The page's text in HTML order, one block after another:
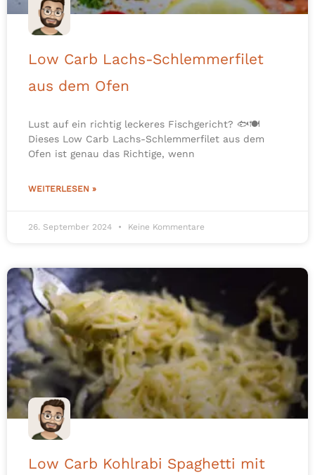
Low Carb Lachs-Schlemmerfilet
aus dem Ofen
Lust auf ein richtig leckeres Fischgericht? 🐟🍽️
Dieses Low Carb Lachs-Schlemmerfilet aus dem
Ofen ist genau das Richtige, wenn
WEITERLESEN »
26. September 2024 Keine Kommentare
Low Carb Kohlrabi Spaghetti mit